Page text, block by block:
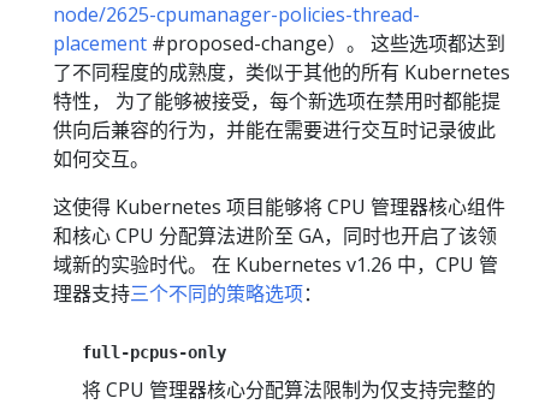
node/2625-cpumanager-policies-thread-
placement #proposed-change）。 这些选项都达到
了不同程度的成熟度，类似于其他的所有 Kubernetes
特性， 为了能够被接受，每个新选项在禁用时都能提
供向后兼容的行为，并能在需要进行交互时记录彼此
如何交互。
这使得 Kubernetes 项目能够将 CPU 管理器核心组件
和核心 CPU 分配算法进阶至 GA，同时也开启了该领
域新的实验时代。 在 Kubernetes v1.26 中，CPU 管
理器支持三个不同的策略选项：
full-pcpus-only
将 CPU 管理器核心分配算法限制为仅支持完整的